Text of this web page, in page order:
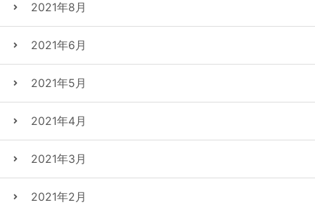
2021年8月
2021年6月
2021年5月
2021年4月
2021年3月
2021年2月